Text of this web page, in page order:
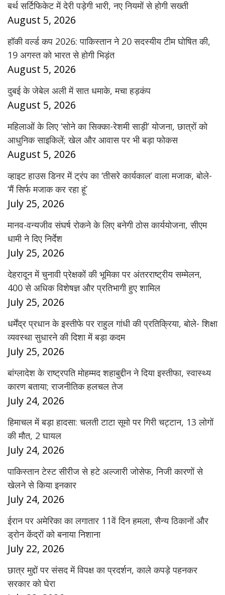
बर्थ सर्टिफिकेट में देरी पड़ेगी भारी, नए नियमों से होगी सख्ती
August 5, 2026
हॉकी वर्ल्ड कप 2026: पाकिस्तान ने 20 सदस्यीय टीम घोषित की,
19 अगस्त को भारत से होगी भिड़ंत
August 5, 2026
दुबई के जेबेल अली में सात धमाके, मचा हड़कंप
August 5, 2026
महिलाओं के लिए ‘सोने का सिक्का-रेशमी साड़ी’ योजना, छात्रों को
आधुनिक साइकिलें; खेल और आवास पर भी बड़ा फोकस
August 5, 2026
व्हाइट हाउस डिनर में ट्रंप का ‘तीसरे कार्यकाल’ वाला मजाक, बोले-
‘मैं सिर्फ मजाक कर रहा हूं’
July 25, 2026
मानव-वन्यजीव संघर्ष रोकने के लिए बनेगी ठोस कार्ययोजना, सीएम
धामी ने दिए निर्देश
July 25, 2026
देहरादून में चुनावी प्रेक्षकों की भूमिका पर अंतरराष्ट्रीय सम्मेलन,
400 से अधिक विशेषज्ञ और प्रतिभागी हुए शामिल
July 25, 2026
धर्मेंद्र प्रधान के इस्तीफे पर राहुल गांधी की प्रतिक्रिया, बोले- शिक्षा
व्यवस्था सुधारने की दिशा में बड़ा कदम
July 25, 2026
बांग्लादेश के राष्ट्रपति मोहम्मद शहाबुद्दीन ने दिया इस्तीफा, स्वास्थ्य
कारण बताया; राजनीतिक हलचल तेज
July 24, 2026
हिमाचल में बड़ा हादसा: चलती टाटा सूमो पर गिरी चट्टान, 13 लोगों
की मौत, 2 घायल
July 24, 2026
पाकिस्तान टेस्ट सीरीज से हटे अल्जारी जोसेफ, निजी कारणों से
खेलने से किया इनकार
July 24, 2026
ईरान पर अमेरिका का लगातार 11वें दिन हमला, सैन्य ठिकानों और
ड्रोन केंद्रों को बनाया निशाना
July 22, 2026
छात्र मुद्दों पर संसद में विपक्ष का प्रदर्शन, काले कपड़े पहनकर
सरकार को घेरा